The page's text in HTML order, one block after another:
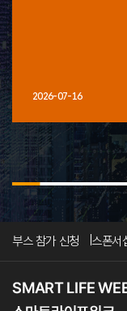
2026-07-16
부스 참가 신청 스폰서